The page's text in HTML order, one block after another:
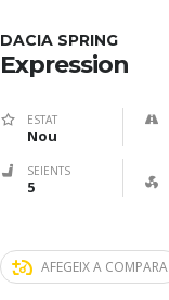
DACIA SPRING
Expression
ESTAT
Nou
SEIENTS
5
AFEGEIX A COMPARA